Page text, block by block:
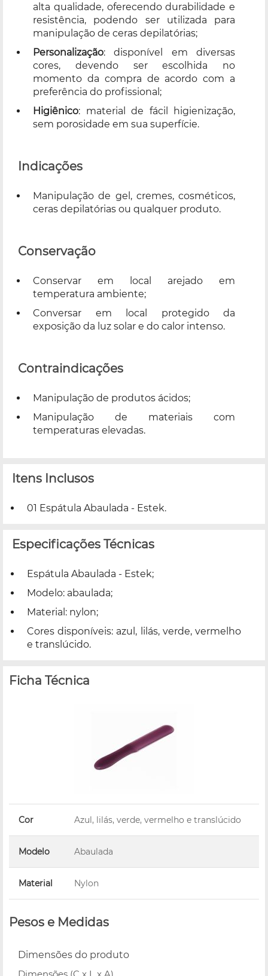
alta qualidade, oferecendo durabilidade e
resistência, podendo ser utilizada para
manipulação de ceras depilatórias;
Personalização: disponível em diversas
cores, devendo ser escolhida no
momento da compra de acordo com a
preferência do profissional;
Higiênico: material de fácil higienização,
sem porosidade em sua superfície.
Indicações
Manipulação de gel, cremes, cosméticos,
ceras depilatórias ou qualquer produto.
Conservação
Conservar em local arejado em
temperatura ambiente;
Conversar em local protegido da
exposição da luz solar e do calor intenso.
Contraindicações
Manipulação de produtos ácidos;
Manipulação de materiais com
temperaturas elevadas.
Itens Inclusos
01 Espátula Abaulada - Estek.
Especificações Técnicas
Espátula Abaulada - Estek;
Modelo: abaulada;
Material: nylon;
Cores disponíveis: azul, lilás, verde, vermelho
e translúcido.
Ficha Técnica
Cor Azul, lilás, verde, vermelho e translúcido
Modelo Abaulada
Material Nylon
Pesos e Medidas
Dimensões do produto